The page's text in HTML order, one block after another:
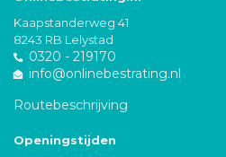
Kaapstanderweg 41
8243 RB Lelystad
0320 - 219170
info@onlinebestrating.nl
Routebeschrijving
Openingstijden